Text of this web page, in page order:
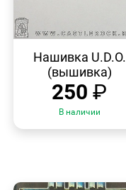
ПРОСМОТР
Нашивка U.D.O.
(вышивка)
250 ₽
В наличии